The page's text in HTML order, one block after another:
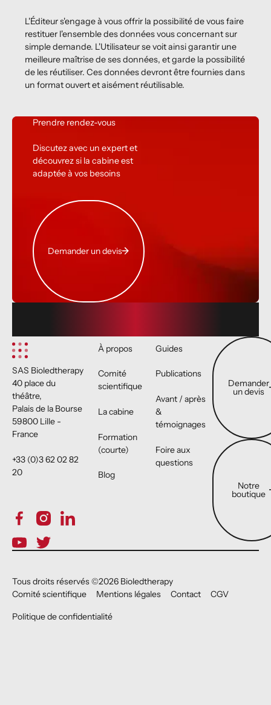
L'Éditeur s'engage à vous offrir la possibilité de vous faire
restituer l'ensemble des données vous concernant sur
simple demande. L'Utilisateur se voit ainsi garantir une
meilleure maîtrise de ses données, et garde la possibilité
de les réutiliser. Ces données devront être fournies dans
un format ouvert et aisément réutilisable.
Prendre rendez-vous
Discutez avec un expertet
découvrez si la cabineest
adaptéeà vos besoins
Demander un devis
Demander un devis
SAS Bioledtherapy
40 place du
théâtre,
Palais de la Bourse
59800 Lille -
France
+33 (0)3 62 02 82
20
À propos
Comité
scientifique
La cabine
Formation
(courte)
Blog
Guides
Publications
Avant / après
&
témoignages
Foire aux
questions
Demander un
Demander
un devis
Notre
Notre
boutique
Tous droits réservés ©2026 Bioledtherapy
Comité scientifique
Mentions légales Contact CGV
Politique de confidentialité